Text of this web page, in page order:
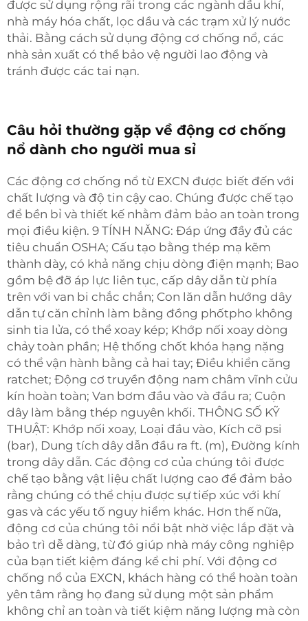
được sử dụng rộng rãi trong các ngành dầu khí,
nhà máy hóa chất, lọc dầu và các trạm xử lý nước
thải. Bằng cách sử dụng động cơ chống nổ, các
nhà sản xuất có thể bảo vệ người lao động và
tránh được các tai nạn.
Câu hỏi thường gặp về động cơ chống
nổ dành cho người mua sỉ
Các động cơ chống nổ từ EXCN được biết đến với
chất lượng và độ tin cậy cao. Chúng được chế tạo
để bền bỉ và thiết kế nhằm đảm bảo an toàn trong
mọi điều kiện. 9 TÍNH NĂNG: Đáp ứng đầy đủ các
tiêu chuẩn OSHA; Cấu tạo bằng thép mạ kẽm
thành dày, có khả năng chịu dòng điện mạnh; Bao
gồm bệ đỡ áp lực liên tục, cấp dây dẫn từ phía
trên với van bi chắc chắn; Con lăn dẫn hướng dây
dẫn tự căn chỉnh làm bằng đồng phốtpho không
sinh tia lửa, có thể xoay kép; Khớp nối xoay dòng
chảy toàn phần; Hệ thống chốt khóa hạng nặng
có thể vận hành bằng cả hai tay; Điều khiển căng
ratchet; Động cơ truyền động nam châm vĩnh cửu
kín hoàn toàn; Van bơm đầu vào và đầu ra; Cuộn
dây làm bằng thép nguyên khối. THÔNG SỐ KỸ
THUẬT: Khớp nối xoay, Loại đầu vào, Kích cỡ psi
(bar), Dung tích dây dẫn đầu ra ft. (m), Đường kính
trong dây dẫn. Các động cơ của chúng tôi được
chế tạo bằng vật liệu chất lượng cao để đảm bảo
rằng chúng có thể chịu được sự tiếp xúc với khí
gas và các yếu tố nguy hiểm khác. Hơn thế nữa,
động cơ của chúng tôi nổi bật nhờ việc lắp đặt và
bảo trì dễ dàng, từ đó giúp nhà máy công nghiệp
của bạn tiết kiệm đáng kể chi phí. Với động cơ
chống nổ của EXCN, khách hàng có thể hoàn toàn
yên tâm rằng họ đang sử dụng một sản phẩm
không chỉ an toàn và tiết kiệm năng lượng mà còn